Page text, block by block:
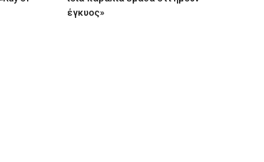
έγκυος»